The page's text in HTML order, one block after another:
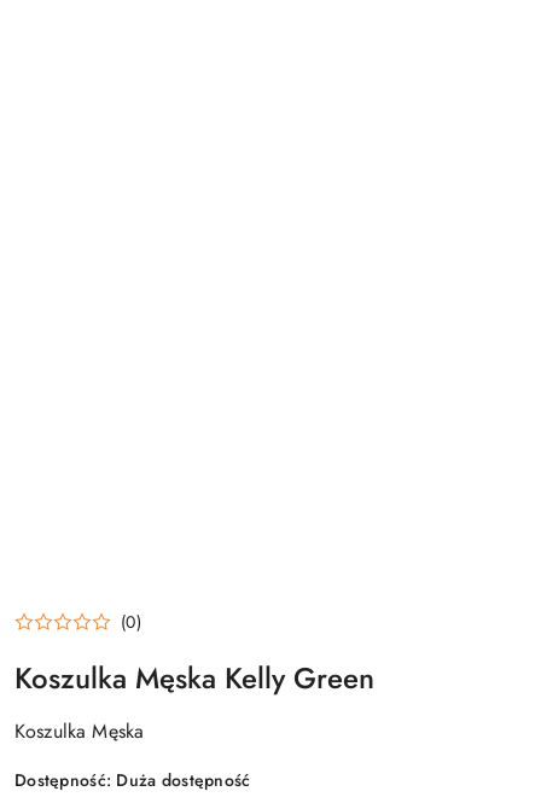
(0)
Koszulka Męska Kelly Green
Koszulka Męska
Dostępność: Duża dostępność